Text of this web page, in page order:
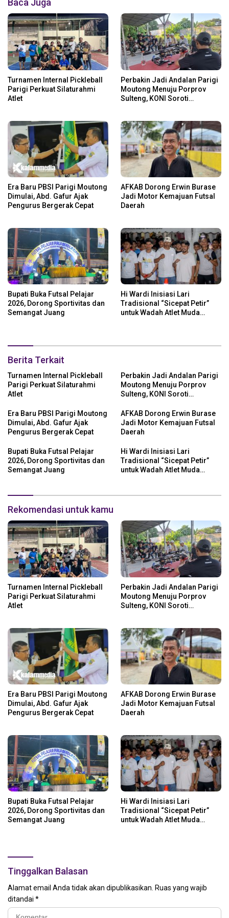
Baca Juga
Turnamen Internal Pickleball
Parigi Perkuat Silaturahmi
Atlet
Perbakin Jadi Andalan Parigi
Moutong Menuju Porprov
Sulteng, KONI Soroti
Era Baru PBSI Parigi Moutong
Dimulai, Abd. Gafur Ajak
Pengurus Bergerak Cepat
AFKAB Dorong Erwin Burase
Jadi Motor Kemajuan Futsal
Daerah
Bupati Buka Futsal Pelajar
2026, Dorong Sportivitas dan
Semangat Juang
Hi Wardi Inisiasi Lari
Tradisional “Sicepat Petir”
untuk Wadah Atlet Muda
Berita Terkait
Turnamen Internal Pickleball
Parigi Perkuat Silaturahmi
Atlet
Perbakin Jadi Andalan Parigi
Moutong Menuju Porprov
Sulteng, KONI Soroti
Era Baru PBSI Parigi Moutong
Dimulai, Abd. Gafur Ajak
Pengurus Bergerak Cepat
AFKAB Dorong Erwin Burase
Jadi Motor Kemajuan Futsal
Daerah
Bupati Buka Futsal Pelajar
2026, Dorong Sportivitas dan
Semangat Juang
Hi Wardi Inisiasi Lari
Tradisional “Sicepat Petir”
untuk Wadah Atlet Muda
Rekomendasi untuk kamu
Turnamen Internal Pickleball
Parigi Perkuat Silaturahmi
Atlet
Perbakin Jadi Andalan Parigi
Moutong Menuju Porprov
Sulteng, KONI Soroti
Era Baru PBSI Parigi Moutong
Dimulai, Abd. Gafur Ajak
Pengurus Bergerak Cepat
AFKAB Dorong Erwin Burase
Jadi Motor Kemajuan Futsal
Daerah
Bupati Buka Futsal Pelajar
2026, Dorong Sportivitas dan
Semangat Juang
Hi Wardi Inisiasi Lari
Tradisional “Sicepat Petir”
untuk Wadah Atlet Muda
Tinggalkan Balasan
Alamat email Anda tidak akan dipublikasikan. Ruas yang wajib
ditandai *